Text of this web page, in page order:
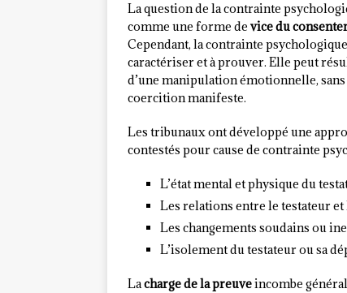
La question de la contrainte
comme une forme de vice du
Cependant, la contrainte
caractériser et à prouver. Elle peut
d’une manipulation émotionnelle,
coercition manifeste.
Les tribunaux ont développé une
contestés pour cause de contrainte
L’état mental et physique du
Les relations entre le testateur
Les changements soudains ou
L’isolement du testateur ou sa
Lacharge de la preuveincombe